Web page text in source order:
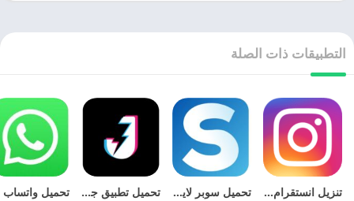
التطبيقات ذات الصلة
تنزيل انستقرام 2026 Instagram APK اخر اصدار تحميل سوبر لايف 2026 SuperLive مهكر اخر اصدار مجانا تحميل تطبيق جوش الهند 2025 Josh مهكر التحديث الجديد مجانا